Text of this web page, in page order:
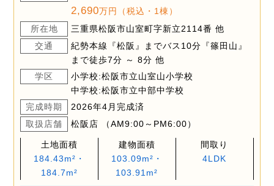
2,690万円（税込・1棟）
所在地
三重県松阪市山室町字新立2114番 他
交通
紀勢本線『松阪』までバス10分『篠田山』
まで徒歩7分 ～ 8分 他
学区
小学校:松阪市立山室山小学校
中学校:松阪市立中部中学校
完成時期
2026年4月完成済
取扱店舗
松阪店 （AM9:00～PM6:00）
土地面積
184.43m²・
184.7m²
建物面積
103.09m²・
103.91m²
間取り
4LDK